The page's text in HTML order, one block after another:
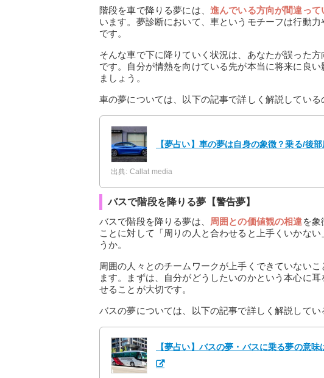
階段を車で降りる夢には、 進んでいる方向が間違って
います。夢診断において、車というモチーフは行動
です。
そんな車で下に降りていく状況は、あなたが誤った
です。自分が情熱を向けている先が本当に将来に良
ましょう。
車の夢については、以下の記事で詳しく解説している
【夢占い】車の夢は自身の象徴？乗る/後
出典: Callat media
バスで階段を降りる夢【警告夢】
バスで階段を降りる夢は、
周囲との価値観の相違を
ことに対して「周りの人と合わせると上手くいかな
うか。
周囲の人々とのチームワークが上手くできていない
ます。まずは、自分がどうしたいのかという本心に
せることが大切です。
バスの夢については、以下の記事で詳しく解説してい
【夢占い】バスの夢・バスに乗る夢の意